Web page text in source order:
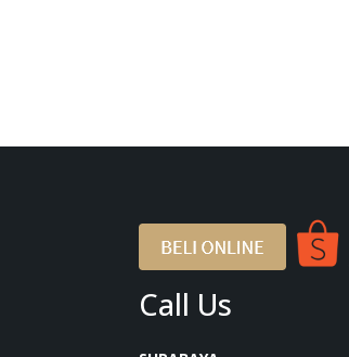
Call Us